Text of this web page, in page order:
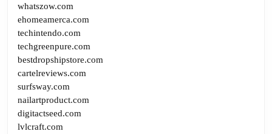
whatszow.com
ehomeamerca.com
techintendo.com
techgreenpure.com
bestdropshipstore.com
cartelreviews.com
surfsway.com
nailartproduct.com
digitactseed.com
lvlcraft.com